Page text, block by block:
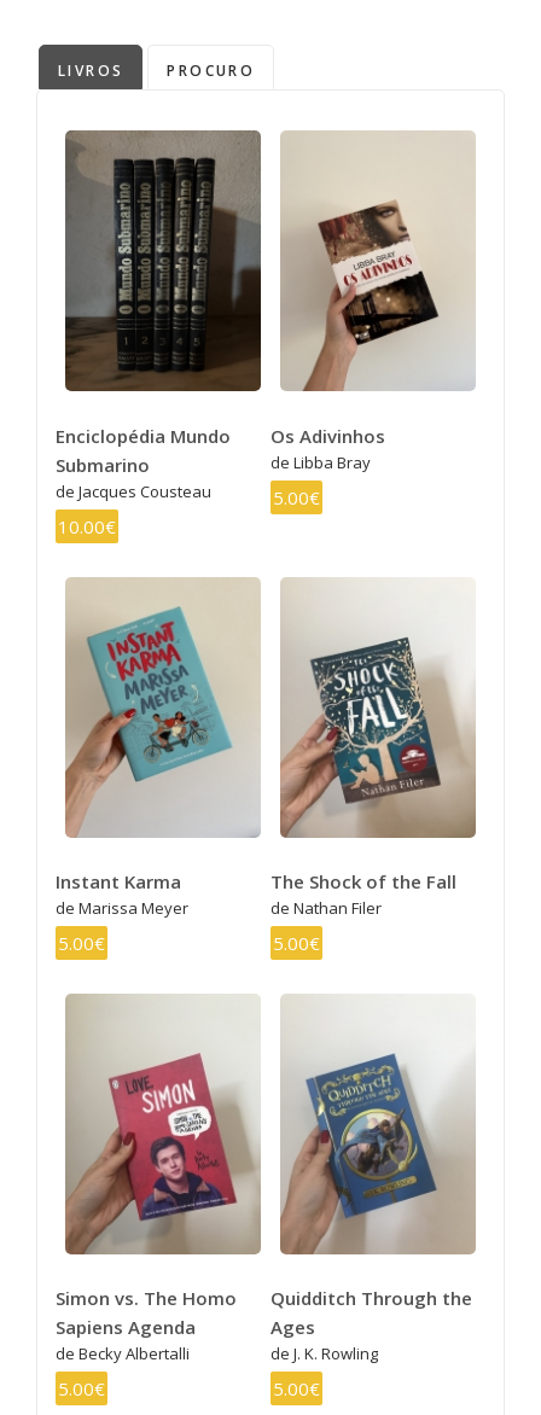
LIVROS PROCURO
Enciclopédia Mundo
Submarino
de Jacques Cousteau
10.00€
Os Adivinhos
de Libba Bray
5.00€
Instant Karma
de Marissa Meyer
5.00€
The Shock of the Fall
de Nathan Filer
5.00€
Simon vs. The Homo
Sapiens Agenda
de Becky Albertalli
5.00€
Quidditch Through the
Ages
de J. K. Rowling
5.00€